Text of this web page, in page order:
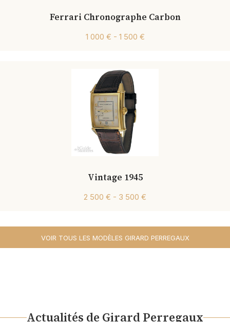
Ferrari Chronographe Carbon
1 000 € - 1 500 €
Vintage 1945
2 500 € - 3 500 €
VOIR TOUS LES MODÈLES GIRARD PERREGAUX
Actualités de Girard Perregaux